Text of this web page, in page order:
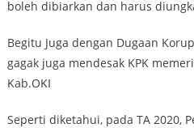
boleh dibiarkan dan harus
Begitu Juga dengan Dugaan
gagak juga mendesak KPK
Kab.OKI
Seperti diketahui, pada TA 2020,